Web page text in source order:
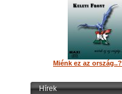
Miénk ez az ország..?
Hírek